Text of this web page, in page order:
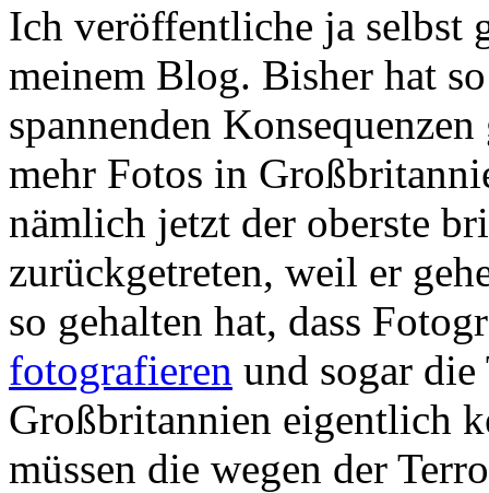
Ich veröffentliche ja selbst
meinem Blog. Bisher hat
spannenden
mehr Fotos in
nämlich jetzt der oberste
zurückgetreten, weil er
so gehalten hat, dass
fotografieren und sogar
Großbritannien eigentlich
müssen die wegen der